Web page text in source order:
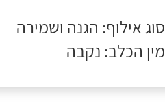
סוג אילוף: הגנה ושמירה
מין הכלב: נקבה